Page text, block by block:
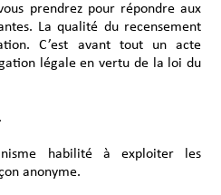
prendrez pour répondre aux
La qualité du recensement
C’est avant tout un acte
légale en vertu de la loi du
habilité à exploiter les
anonyme.